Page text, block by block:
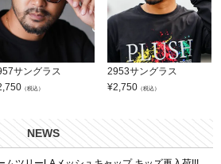
サングラス
（税込）
2953サングラス
¥2,750 （税込）
NEWS